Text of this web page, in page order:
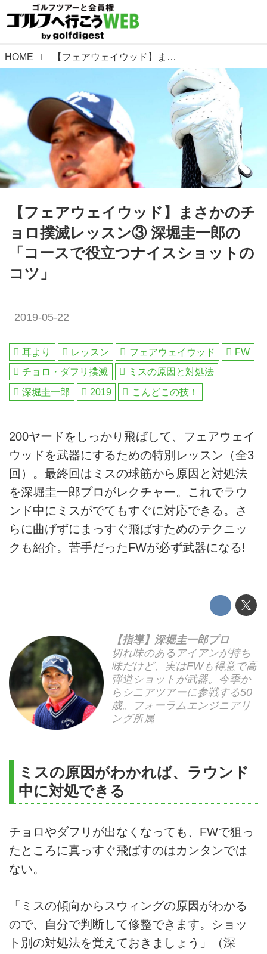
HOME 【フェアウェイウッド】まさかのチョロ撲滅レッスン③ 深堀圭一郎の「コースで役立つナイスショットのコツ」
【フェアウェイウッド】まさかのチ
ョロ撲滅レッスン③ 深堀圭一郎の
「コースで役立つナイスショットの
コツ」
2019-05-22
耳より レッスン フェアウェイウッド
FW
チョロ・ダフリ撲滅
ミスの原因と対処法
深堀圭一郎
2019 こんどこの技！
200ヤードをしっかり飛ばして、フェアウェイ
ウッドを武器にするための特別レッスン（全3
回）。最終回はミスの球筋から原因と対処法
を深堀圭一郎プロがレクチャー。これでラウ
ンド中にミスがでてもすぐに対応できる。さ
らに曲げずにまっすぐ飛ばすためのテクニッ
クも紹介。苦手だったFWが必ず武器になる!
【指導】深堀圭一郎プロ
切れ味のあるアイアンが持ち
味だけど、実はFWも得意で高
弾道ショットが武器。今季か
らシニアツアーに参戦する50
歳。フォーラムエンジニアリ
ング所属
ミスの原因がわかれば、ラウンド
中に対処できる
チョロやダフリが出なくなっても、FWで狙っ
たところに真っすぐ飛ばすのはカンタンでは
ない。
「ミスの傾向からスウィングの原因がわかる
ので、自分で判断して修整できます。ショッ
ト別の対処法を覚えておきましょう」（深